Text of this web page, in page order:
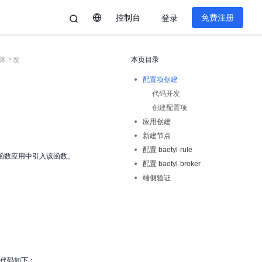
控制台 登录 免费注册
下发 本页目录
配置项创建
代码开发
创建配置项
应用创建
新建节点
配置 baetyl-rule
配置 baetyl-broker
端侧验证
应用中引入该函数。
码如下：